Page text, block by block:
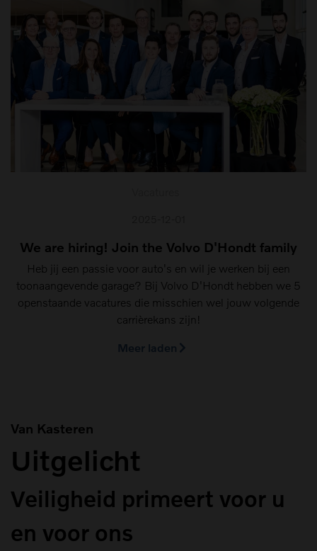
We are hiring! Join the Volvo D'Hondt family
Heb jij een passie voor auto's en wil je werken bij een
toonaangevende garage? Bij Volvo D'Hondt hebben we 5
openstaande vacatures die misschien wel jouw volgende
carrièrekans zijn!
Meer laden
Van Kasteren
Uitgelicht
Veiligheid primeert voor u
en voor ons